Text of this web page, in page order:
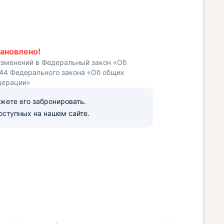
в Федеральный закон «Об
Федерального закона «Об общих
его забронировать.
на нашем сайте.